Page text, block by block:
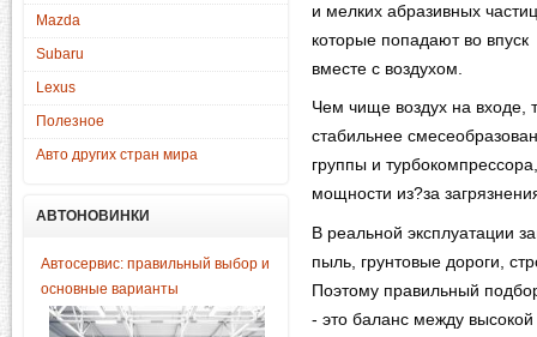
Mazda
Subaru
Lexus
Полезное
Авто других стран мира
АВТОНОВИНКИ
Автосервис: правильный выбор и
основные варианты
и мелких абразивных
которые попадают во впуск
вместе с воздухом.
Чем чище воздух на входе,
стабильнее
группы и
мощности из?за
В реальной эксплуатации
пыль, грунтовые дороги,
Поэтому правильный
- это баланс между